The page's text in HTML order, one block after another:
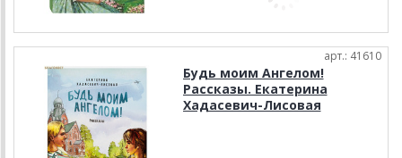
арт.: 41610
Будь моим Ангелом!
Рассказы. Екатерина
Хадасевич-Лисовая